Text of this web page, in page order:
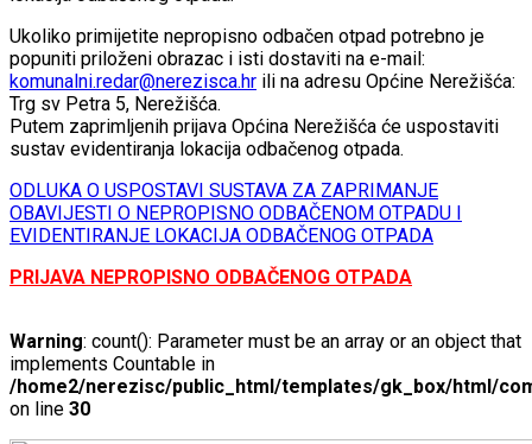
Ukoliko primijetite nepropisno odbačen otpad potrebno je
popuniti priloženi obrazac i isti dostaviti na e-mail:
komunalni.redar@nerezisca.hr ili na adresu Općine Nerežišća:
Trg sv Petra 5, Nerežišća.
Putem zaprimljenih prijava Općina Nerežišća će uspostaviti
sustav evidentiranja lokacija odbačenog otpada.
ODLUKA O USPOSTAVI SUSTAVA ZA ZAPRIMANJE
OBAVIJESTI O NEPROPISNO ODBAČENOM OTPADU I
EVIDENTIRANJE LOKACIJA ODBAČENOG OTPADA
PRIJAVA NEPROPISNO ODBAČENOG OTPADA
Warning: count(): Parameter must be an array or an object that
implements Countable in
/home2/nerezisc/public_html/templates/gk_box/html/
on line 30